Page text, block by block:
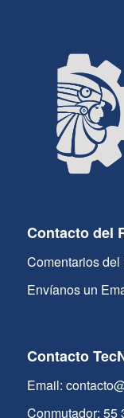
Contacto del
Comentarios del
Envíanos un
Contacto
Email:
Conmutador: 55